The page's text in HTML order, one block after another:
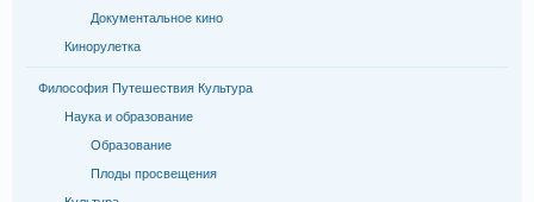
Документальное кино
Кинорулетка
Философия Путешествия Культура
Наука и образование
Образование
Плоды просвещения